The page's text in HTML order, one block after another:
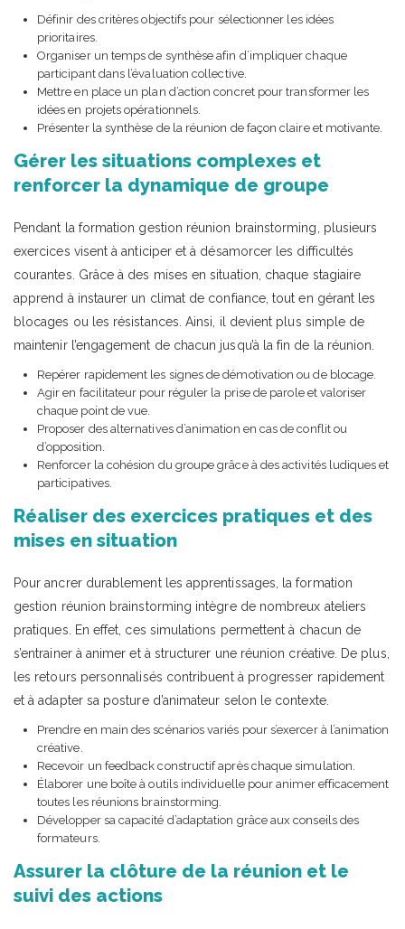
Définir des critères objectifs pour sélectionner les idées
prioritaires.
Organiser un temps de synthèse afin d’impliquer chaque
participant dans l’évaluation collective.
Mettre en place un plan d’action concret pour transformer les
idées en projets opérationnels.
Présenter la synthèse de la réunion de façon claire et motivante.
Gérer les situations complexes et
renforcer la dynamique de groupe
Pendant la formation gestion réunion brainstorming, plusieurs
exercices visent à anticiper et à désamorcer les difficultés
courantes. Grâce à des mises en situation, chaque stagiaire
apprend à instaurer un climat de confiance, tout en gérant les
blocages ou les résistances. Ainsi, il devient plus simple de
maintenir l’engagement de chacun jusqu’à la fin de la réunion.
Repérer rapidement les signes de démotivation ou de blocage.
Agir en facilitateur pour réguler la prise de parole et valoriser
chaque point de vue.
Proposer des alternatives d’animation en cas de conflit ou
d’opposition.
Renforcer la cohésion du groupe grâce à des activités ludiques et
participatives.
Réaliser des exercices pratiques et des
mises en situation
Pour ancrer durablement les apprentissages, la formation
gestion réunion brainstorming intègre de nombreux ateliers
pratiques. En effet, ces simulations permettent à chacun de
s’entrainer à animer et à structurer une réunion créative. De plus,
les retours personnalisés contribuent à progresser rapidement
et à adapter sa posture d’animateur selon le contexte.
Prendre en main des scénarios variés pour s’exercer à l’animation
créative.
Recevoir un feedback constructif après chaque simulation.
Élaborer une boîte à outils individuelle pour animer efficacement
toutes les réunions brainstorming.
Développer sa capacité d’adaptation grâce aux conseils des
formateurs.
Assurer la clôture de la réunion et le
suivi des actions